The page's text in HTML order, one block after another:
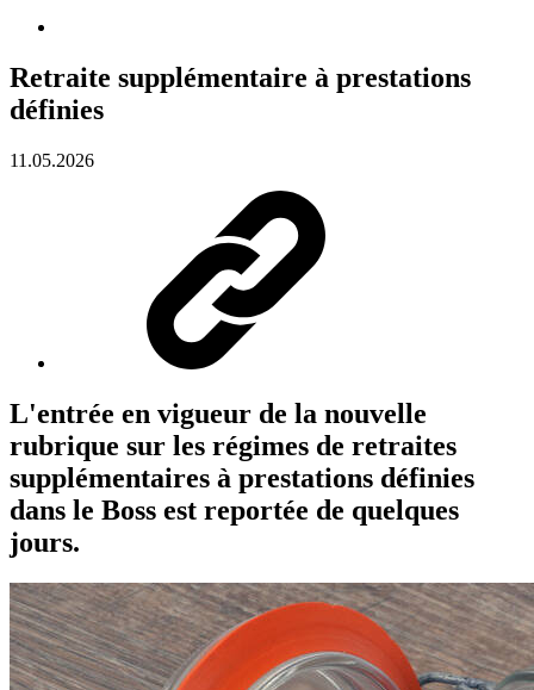
Retraite supplémentaire à prestations
définies
11.05.2026
L'entrée en vigueur de la nouvelle
rubrique sur les régimes de retraites
supplémentaires à prestations définies
dans le Boss est reportée de quelques
jours.